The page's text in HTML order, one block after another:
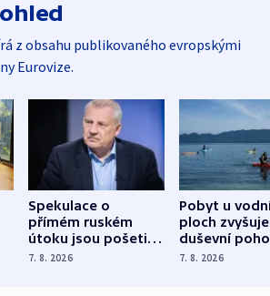
z obsahu publikovaného evropskými
Eurovize.
Spekulace o
přímém ruském
útoku jsou pošetilé,
míní estonský
7. 8. 2026
Pobyt u
ploch zvyšuje
duševní
ukázala
7. 8. 2026